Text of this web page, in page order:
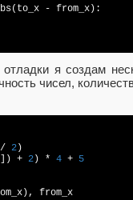
- from_x):
я создам
чисел,
2 )
]) + 2 ) * 4 + 5
from_x